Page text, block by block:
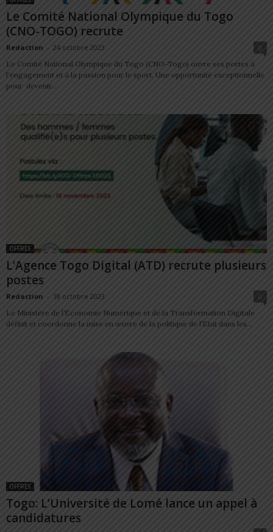
Le Comité National Olympique du Togo
(CNO-TOGO) recrute
Redaction - 24 octobre 2023
0
Le Comité National Olympique du Togo (CNO-Togo) ouvre ses portes à
l'engagement et à la passion pour le sport. Une opportunité exceptionnelle
pour devenir...
OFFRES
L’Agence Togo Digital (ATD) recrute plusieurs
postes
Redaction - 18 octobre 2023
0
Le Ministère de l’Economie Numérique et de la Transformation Digitale
définit et coordonne la mise en œuvre de la politique de l’Etat dans les...
OFFRES
Togo: L’Université de Lomé lance un appel à
candidatures